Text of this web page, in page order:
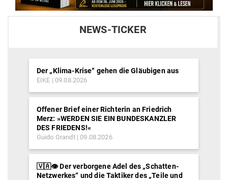
NEWS-TICKER
Der „Klima-Krise“ gehen die Gläubigen aus
EIKE 09.08.2026
Offener Brief einer Richterin an Friedrich
Merz: »WERDEN SIE EIN BUNDESKANZLER
DES FRIEDENS!«
Guido Grandt 09.08.2026
🇻🇦👁️ Der verborgene Adel des „Schatten-
Netzwerkes“ und die Taktiker des „Teile und